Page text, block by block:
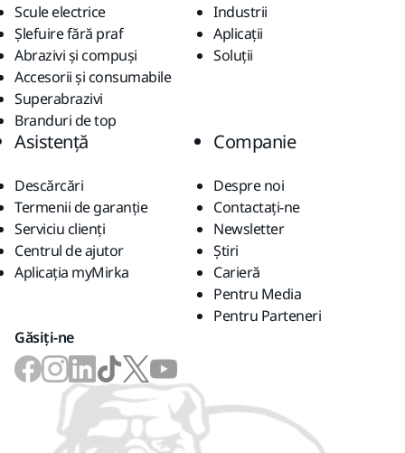
Scule electrice
Șlefuire fără praf
Abrazivi și compuși
Accesorii și consumabile
Superabrazivi
Branduri de top
Industrii
Aplicații
Soluții
Asistență
Descărcări
Termenii de garanție
Serviciu clienți
Centrul de ajutor
Aplicația myMirka
Companie
Despre noi
Contactaţi-ne
Newsletter
Știri
Carieră
Pentru Media
Pentru Parteneri
Găsiți-ne